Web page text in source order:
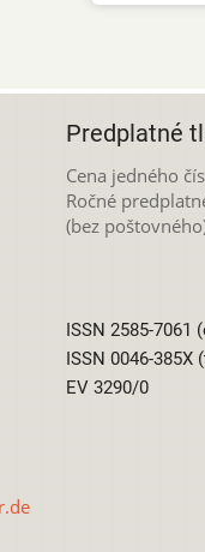
Predplatné
Cena jedného
Ročné
(bez
ISSN 2585-7061
ISSN 0046-385X
EV 3290/0